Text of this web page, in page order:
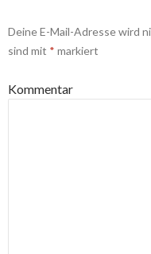
Deine E-Mail-Adresse wird
sind mit * markiert
Kommentar